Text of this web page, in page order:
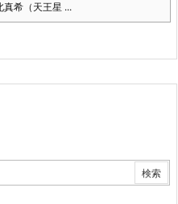
真希（天王星 ...